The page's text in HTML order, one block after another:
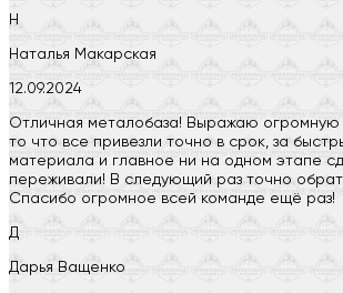
Н
Наталья Макарская
12.09.2024
Отличная металобаза! Выражаю огромную
то что все привезли точно в срок, за
материала и главное ни на одном этапе
переживали! В следующий раз точно
Спасибо огромное всей команде ещё раз!
Д
Дарья Ващенко